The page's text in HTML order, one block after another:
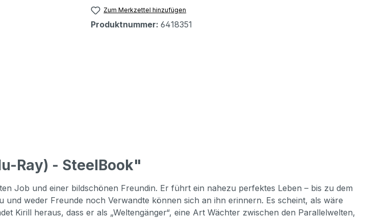
Zum Merkzettel hinzufügen
Produktnummer: 6418351
Ray) - SteelBook"
Job und einer bildschönen Freundin. Er führt ein nahezu perfektes Leben – bis zu dem
weder Freunde noch Verwandte können sich an ihn erinnern. Es scheint, als wäre
Kirill heraus, dass er als „Weltengänger“, eine Art Wächter zwischen den Parallelwelten,